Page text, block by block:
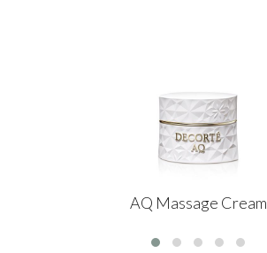
AQ Massage Cream